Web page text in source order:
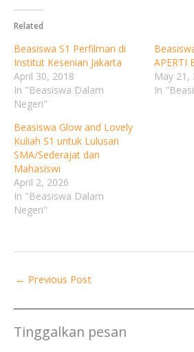
Related
Beasiswa S1 Perfilman di
Institut Kesenian Jakarta
April 30, 2018
In "Beasiswa Dalam
Negeri"
APERTI
May 21,
In
Beasiswa Glow and Lovely
Kuliah S1 untuk Lulusan
SMA/Sederajat dan
Mahasiswi
April 2, 2026
In "Beasiswa Dalam
Negeri"
← Previous Post
Tinggalkan pesan